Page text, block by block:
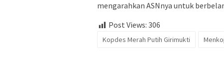
mengarahkan ASNnya untuk
Post Views: 306
Kopdes Merah Putih Girimukti